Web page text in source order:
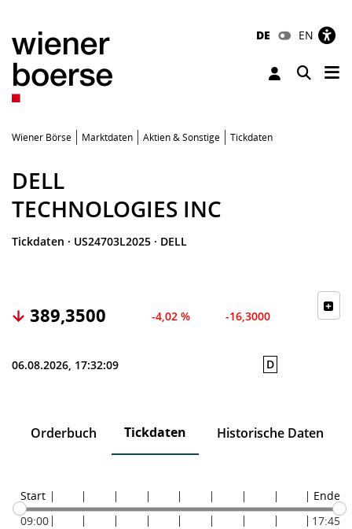
DE EN
Toggle
Wiener Börse Marktdaten Aktien & Sonstige Tickdaten
DELL
TECHNOLOGIES INC
Tickdaten · US24703L2025 · DELL
389,3500 -4,02 % -16,3000
06.08.2026, 17:32:09 D
Orderbuch Tickdaten Historische Daten
Start
09:00
Ende
17:45